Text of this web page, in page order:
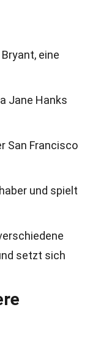
eine
Jane Hanks
San Francisco
und spielt
setzt sich